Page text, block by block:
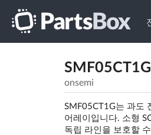
onsemi
SMF05CT1G는 과도
어레이입니다. 소형
독립 라인을 보호할